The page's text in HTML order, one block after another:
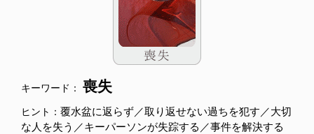
キーワード： 喪失
ヒント： 覆水盆に返らず／取り返せない過ちを犯す／大切
な人を失う／キーパーソンが失踪する／事件を解決する